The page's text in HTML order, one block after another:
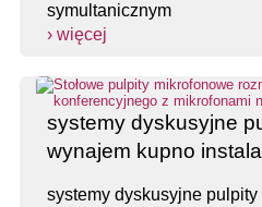
symultanicznym
› więcej
systemy dyskusyjne
wynajem kupno
systemy dyskusyjne